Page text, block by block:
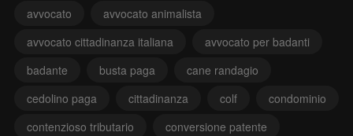
avvocato
avvocato animalista
avvocato cittadinanza italiana
avvocato per badanti
badante
busta paga
cane randagio
cedolino paga
cittadinanza colf
condominio
contenzioso tributario
conversione patente